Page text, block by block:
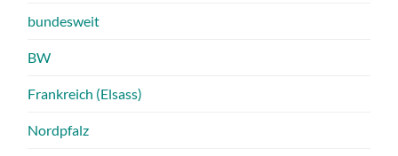
bundesweit
BW
Frankreich (Elsass)
Nordpfalz